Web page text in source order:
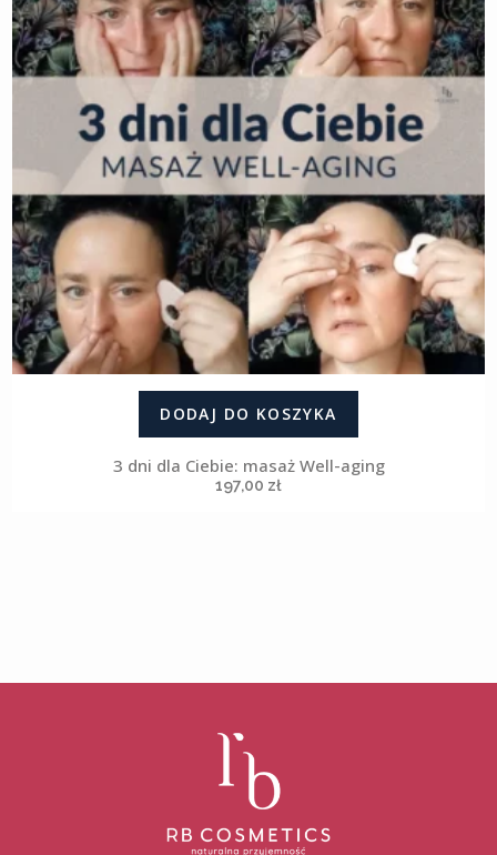
DODAJ DO KOSZYKA
3 dni dla Ciebie: masaż Well-aging
197,00 zł